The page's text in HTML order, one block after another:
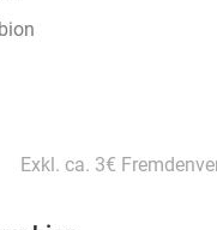
Exkl. ca. 3€